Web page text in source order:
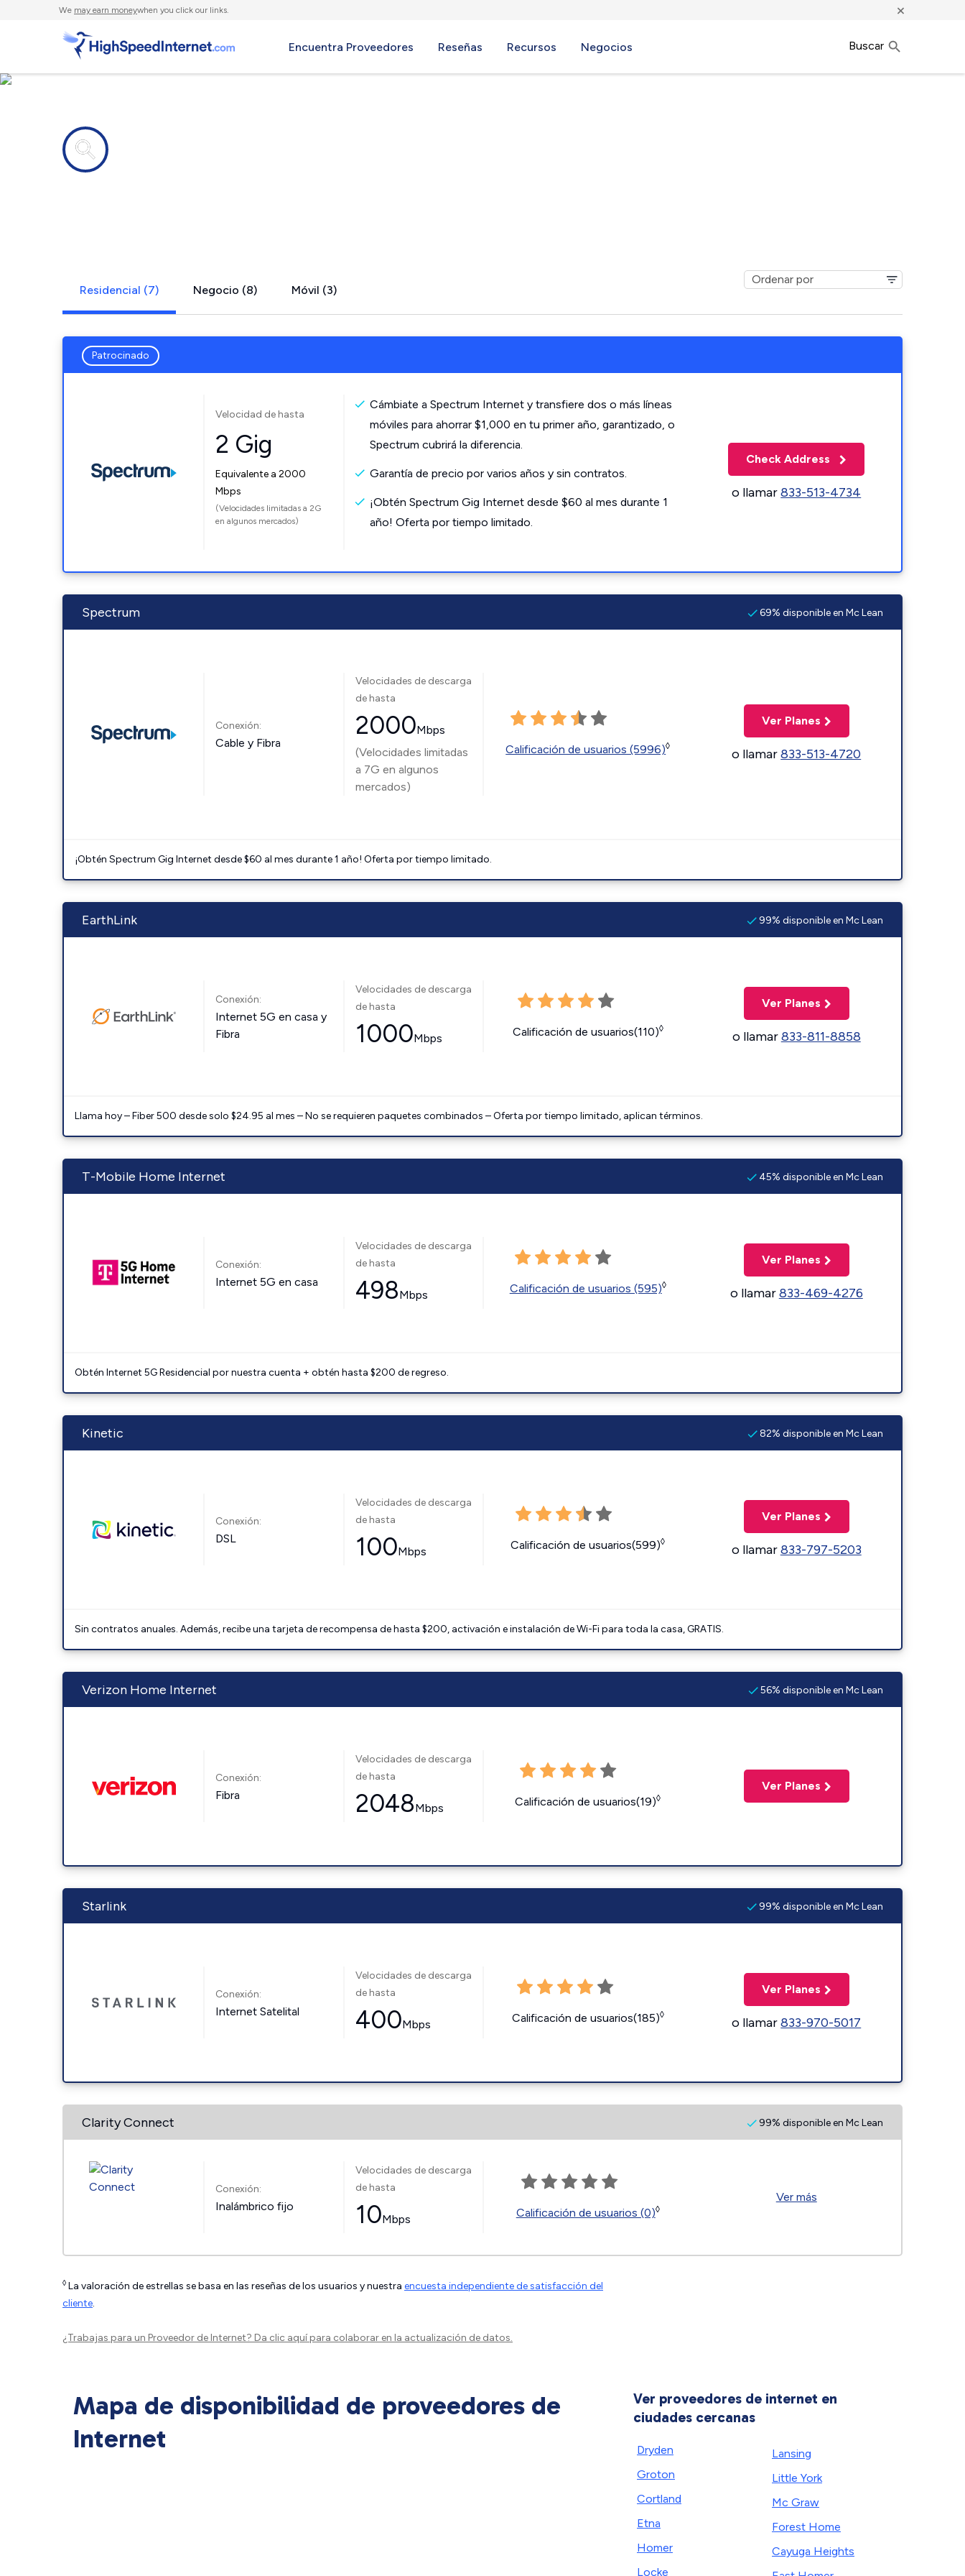
We may earn moneywhen you click our links. ×
Encuentra Proveedores Reseñas Recursos Negocios Buscar
Residencial (7) Negocio (8) Móvil (3)
Patrocinado
Velocidad de hasta
2 Gig
Equivalente a 2000
Mbps
(Velocidades limitadas a 2G
en algunos mercados)
Cámbiate a Spectrum Internet y transfiere dos o más líneas
móviles para ahorrar $1,000 en tu primer año, garantizado, o
Spectrum cubrirá la diferencia.
Garantía de precio por varios años y sin contratos.
¡Obtén Spectrum Gig Internet desde $60 al mes durante 1
año! Oferta por tiempo limitado.
Check Address
o llamar833-513-4734
Spectrum 69% disponible en Mc Lean
Conexión:
Cable y Fibra
Velocidades de descarga
de hasta
2000Mbps
(Velocidades limitadas
a 7G en algunos
mercados)
Calificación de usuarios (5996)◊
Ver Planes
o llamar833-513-4720
¡Obtén Spectrum Gig Internet desde $60 al mes durante 1 año! Oferta por tiempo limitado.
EarthLink 99% disponible en Mc Lean
Conexión:
Internet 5G en casa y
Fibra
Velocidades de descarga
de hasta
1000Mbps Calificación de usuarios(110)◊
Ver Planes
o llamar833-811-8858
Llama hoy – Fiber 500 desde solo $24.95 al mes – No se requieren paquetes combinados – Oferta por tiempo limitado, aplican términos.
T-Mobile Home Internet 45% disponible en Mc Lean
Conexión:
Internet 5G en casa
Velocidades de descarga
de hasta
498Mbps Calificación de usuarios (595)◊
Ver Planes
o llamar833-469-4276
Obtén Internet 5G Residencial por nuestra cuenta + obtén hasta $200 de regreso.
Kinetic 82% disponible en Mc Lean
Conexión:
DSL
Velocidades de descarga
de hasta
100Mbps Calificación de usuarios(599)◊
Ver Planes
o llamar833-797-5203
Sin contratos anuales. Además, recibe una tarjeta de recompensa de hasta $200, activación e instalación de Wi-Fi para toda la casa, GRATIS.
Verizon Home Internet 56% disponible en Mc Lean
Conexión:
Fibra
Velocidades de descarga
de hasta
2048Mbps Calificación de usuarios(19)◊
Ver Planes
Starlink 99% disponible en Mc Lean
Conexión:
Internet Satelital
Velocidades de descarga
de hasta
400Mbps Calificación de usuarios(185)◊
Ver Planes
o llamar833-970-5017
Clarity Connect 99% disponible en Mc Lean
Conexión:
Inalámbrico fijo
Velocidades de descarga
de hasta
10Mbps Calificación de usuarios (0)◊
Ver más
◊ La valoración de estrellas se basa en las reseñas de los usuarios y nuestra encuesta independiente de satisfacción del
cliente.
¿Trabajas para un Proveedor de Internet? Da clic aquípara colaborar en la actualización de datos.
Mapa de disponibilidad de proveedores de
Internet
Ver proveedores de internet en
ciudades cercanas
Dryden
Groton
Cortland
Etna
Homer
Locke
Lansing
Little York
Mc Graw
Forest Home
Cayuga Heights